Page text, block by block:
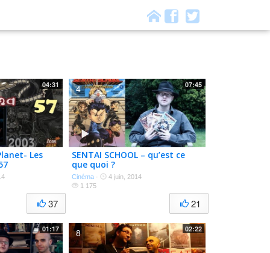
04:31
Les
37
07:45
SENTAI SCHOOL – qu’est ce
que quoi ?
Cinéma ·
4 juin, 2014
1 175
21
4
01:17 02:22
8